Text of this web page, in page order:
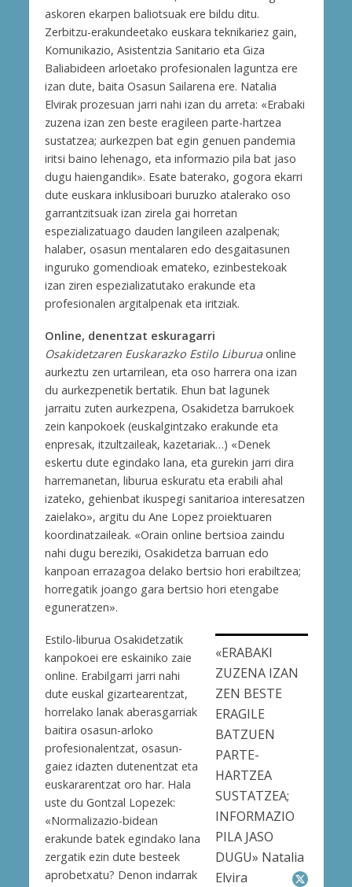
askoren ekarpen baliotsuak ere bildu ditu.
Zerbitzu-erakundeetako euskara teknikariez gain,
Komunikazio, Asistentzia Sanitario eta Giza
Baliabideen arloetako profesionalen laguntza ere
izan dute, baita Osasun Sailarena ere. Natalia
Elvirak prozesuan jarri nahi izan du arreta: «Erabaki
zuzena izan zen beste eragileen parte-hartzea
sustatzea; aurkezpen bat egin genuen pandemia
iritsi baino lehenago, eta informazio pila bat jaso
dugu haiengandik». Esate baterako, gogora ekarri
dute euskara inklusiboari buruzko atalerako oso
garrantzitsuak izan zirela gai horretan
espezializatuago dauden langileen azalpenak;
halaber, osasun mentalaren edo desgaitasunen
inguruko gomendioak emateko, ezinbestekoak
izan ziren espezializatutako erakunde eta
profesionalen argitalpenak eta iritziak.
Online, denentzat eskuragarri
Osakidetzaren Euskarazko Estilo Liburuaonline
aurkeztu zen urtarrilean, eta oso harrera ona izan
du aurkezpenetik bertatik. Ehun bat lagunek
jarraitu zuten aurkezpena, Osakidetza barrukoek
zein kanpokoek (euskalgintzako erakunde eta
enpresak, itzultzaileak, kazetariak…) «Denek
eskertu dute egindako lana, eta gurekin jarri dira
harremanetan, liburua eskuratu eta erabili ahal
izateko, gehienbat ikuspegi sanitarioa interesatzen
zaielako», argitu du Ane Lopez proiektuaren
koordinatzaileak. «Orain online bertsioa zaindu
nahi dugu bereziki, Osakidetza barruan edo
kanpoan errazagoa delako bertsio hori erabiltzea;
horregatik joango gara bertsio hori etengabe
eguneratzen».
«ERABAKI
ZUZENA IZAN
ZEN BESTE
ERAGILE
BATZUEN
PARTE-
HARTZEA
SUSTATZEA;
INFORMAZIO
PILA JASO
DUGU» Natalia
Elvira
Estilo-liburua Osakidetzatik
kanpokoei ere eskainiko zaie
online. Erabilgarri jarri nahi
dute euskal gizartearentzat,
horrelako lanak aberasgarriak
baitira osasun-arloko
profesionalentzat, osasun-
gaiez idazten dutenentzat eta
euskararentzat oro har. Hala
uste du Gontzal Lopezek:
«Normalizazio-bidean
erakunde batek egindako lana
zergatik ezin dute besteek
aprobetxatu? Denon indarrak